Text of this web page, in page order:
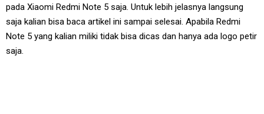
pada Xiaomi Redmi Note 5 saja. Untuk lebih jelasnya langsung
saja kalian bisa baca artikel ini sampai selesai. Apabila Redmi
Note 5 yang kalian miliki tidak bisa dicas dan hanya ada logo petir
saja.